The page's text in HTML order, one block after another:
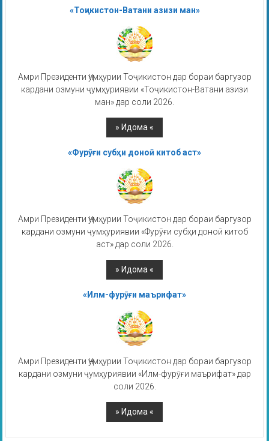
«Тоҷикистон-Ватани азизи ман»
Амри Президенти Ҷумҳурии Тоҷикистон дар бораи баргузор
кардани озмуни ҷумҳуриявии «Тоҷикистон-Ватани азизи
ман» дар соли 2026.
«Фурӯғи субҳи доноӣ китоб аст»
Амри Президенти Ҷумҳурии Тоҷикистон дар бораи баргузор
кардани озмуни ҷумҳуриявии «Фурӯғи субҳи доноӣ китоб
аст» дар соли 2026.
«Илм-фурӯғи маърифат»
Амри Президенти Ҷумҳурии Тоҷикистон дар бораи баргузор
кардани озмуни ҷумҳуриявии «Илм-фурӯғи маърифат» дар
соли 2026.